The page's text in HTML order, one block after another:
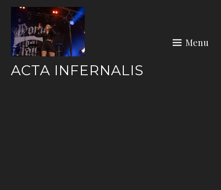
Skip
content
ACTA INFERNALIS
Menu